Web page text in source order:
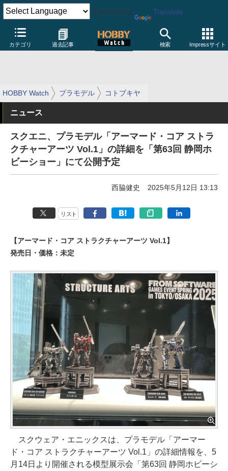
Powered by Translate
カテゴリ 過去記事 検索 Impressサイト
HOBBY Watch プラモデル コトブキヤ
ニュース
スクエニ、プラモデル「アーマード・コア ストラ
クチャーアーツ Vol.1」の詳細を「第63回 静岡ホ
ビーショー」にて公開予定
西脇健史 2025年5月12日 13:13
リスト
【アーマード・コア ストラクチャーアーツ Vol.1】
発売日・価格：未定
スクウェア・エニックスは、プラモデル「アーマー
ド・コア ストラクチャーアーツ Vol.1」の詳細情報を、5
月14日より開催される模型展示会「第63回 静岡ホビーシ